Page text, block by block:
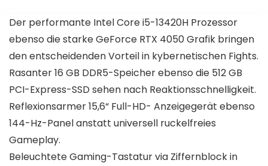
Der performante Intel Core i5-13420H Prozessor
ebenso die starke GeForce RTX 4050 Grafik bringen
den entscheidenden Vorteil in kybernetischen Fights.
Rasanter 16 GB DDR5-Speicher ebenso die 512 GB
PCI-Express-SSD sehen nach Reaktionsschnelligkeit.
Reflexionsarmer 15,6“ Full-HD- Anzeigegerät ebenso
144-Hz-Panel anstatt universell ruckelfreies
Gameplay.
Beleuchtete Gaming-Tastatur via Ziffernblock in